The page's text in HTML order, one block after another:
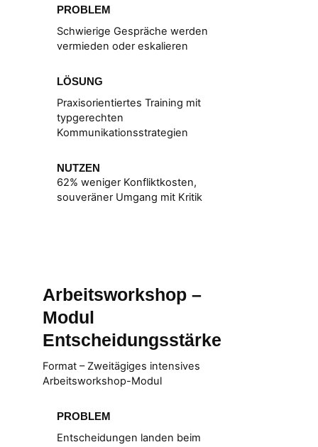
PROBLEM
Schwierige Gespräche werden
vermieden oder eskalieren
LÖSUNG
Praxisorientiertes Training mit
typgerechten
Kommunikationsstrategien
NUTZEN
62% weniger Konfliktkosten,
souveräner Umgang mit Kritik
Arbeitsworkshop –
Modul
Entscheidungsstärke
Format – Zweitägiges intensives
Arbeitsworkshop-Modul
PROBLEM
Entscheidungen landen beim